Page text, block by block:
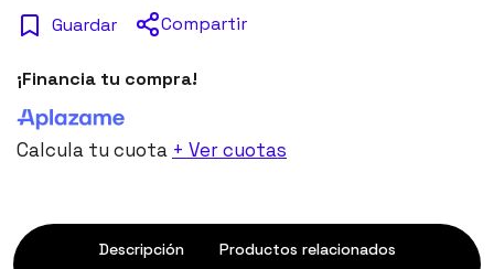
Guardar Compartir
¡Financia tu compra!
Calcula tu cuota + Ver cuotas
Descripción
Productos relacionados